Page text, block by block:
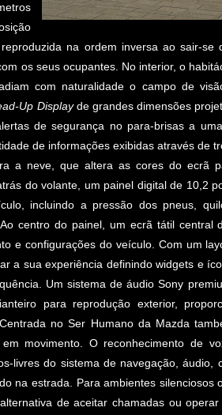
na ordem inversa ao sair-se
os seus ocupantes. No interior, o
com naturalidade o campo de
Up Displayde grandes dimensões
de segurança no para-brisas a
de informações exibidas através de
a neve, que altera as cores do ecrã
do volante, um painel digital de 10,2
incluindo a pressão dos pneus,
centro do painel, um ecrã tátil central
e configurações do veículo. Com um
a sua experiência definindo widgets e
Um sistema de áudio Sony
para reprodução exterior,
no Ser Humano da Mazda
movimento. O reconhecimento de
livres do sistema de navegação, áudio,
na estrada. Para ambientes silenciosos
de aceitar chamadas ou